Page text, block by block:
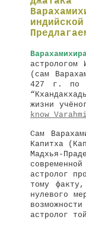
(сам
427 г. по
жизни
know
Сам
Капитха
Мадхья-
астролог
тому
нулевого
астролог